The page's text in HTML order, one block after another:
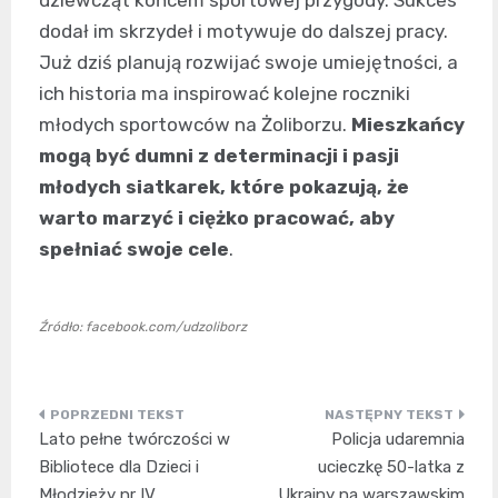
dodał im skrzydeł i motywuje do dalszej pracy.
Już dziś planują rozwijać swoje umiejętności, a
ich historia ma inspirować kolejne roczniki
młodych sportowców na Żoliborzu. Mieszkańcy
mogą być dumni z determinacji i pasji
młodych siatkarek, które pokazują, że
warto marzyć i ciężko pracować, aby
spełniać swoje cele.
Źródło: facebook.com/udzoliborz
Nawigacja
wpisu
Lato pełne twórczości w
Bibliotece dla Dzieci i
Policja udaremnia
ucieczkę 50-latka z